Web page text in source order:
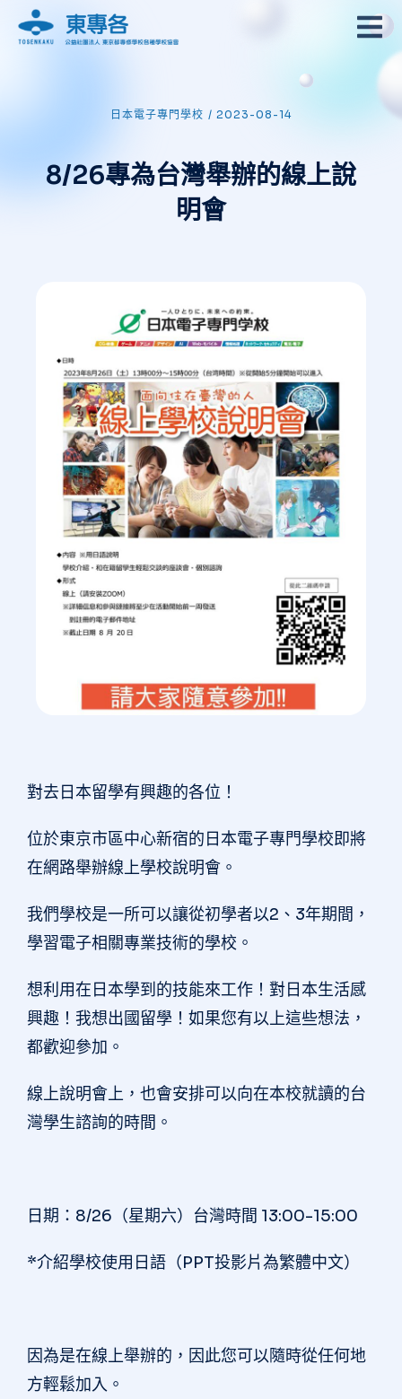
日本電子專門學校 / 2023-08-14
8/26專為台灣舉辦的線上說
明會
對去日本留學有興趣的各位！
位於東京市區中心新宿的日本電子專門學校即將
在網路舉辦線上學校說明會。
我們學校是一所可以讓從初學者以2、3年期間，
學習電子相關專業技術的學校。
想利用在日本學到的技能來工作！對日本生活感
興趣！我想出國留學！如果您有以上這些想法，
都歡迎參加。
線上說明會上，也會安排可以向在本校就讀的台
灣學生諮詢的時間。
日期：8/26（星期六）台灣時間 13:00-15:00
*介紹學校使用日語（PPT投影片為繁體中文）
因為是在線上舉辦的，因此您可以隨時從任何地
方輕鬆加入。